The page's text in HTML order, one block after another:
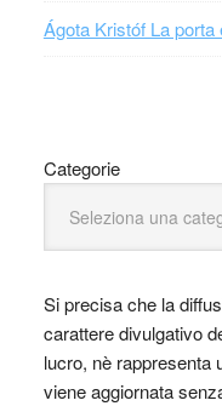
Ágota Kristóf La porta
Categorie
Si precisa che la
carattere divulgativo
lucro, nè rappresenta
viene aggiornata